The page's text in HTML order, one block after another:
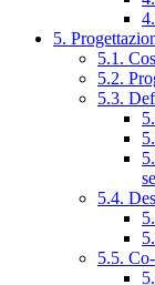
5.
5.1.
5.2.
5.3.
5.4.
5.5.